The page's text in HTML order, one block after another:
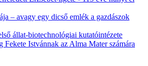
– avagy egy dicső emlék a gazdászok
állat-biotechnológiai kutatóintézete
Fekete Istvánnak az Alma Mater számára